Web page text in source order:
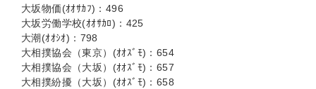
大坂物価(ｵｵｻｶﾌ)：496
大坂労働学校(ｵｵｻｶﾛ)：425
大潮(ｵｵｼｵ)：798
大相撲協会（東京）(ｵｵｽﾞﾓ)：654
大相撲協会（大坂）(ｵｵｽﾞﾓ)：657
大相撲紛擾（大坂）(ｵｵｽﾞﾓ)：658